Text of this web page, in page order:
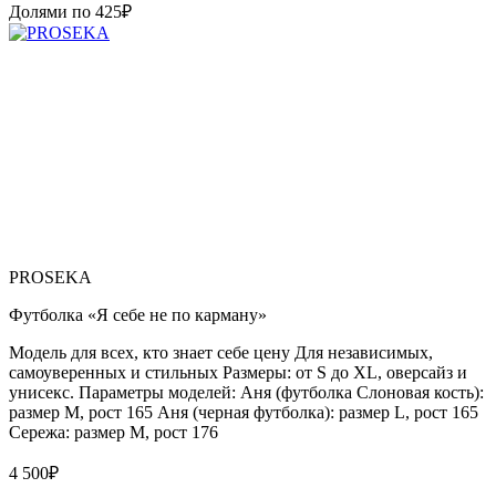
Долями по 425₽
PROSEKA
Футболка «Я себе не по карману»
Модель для всех, кто знает себе цену Для независимых,
самоуверенных и стильных Размеры: от S до XL, оверсайз и
унисекс. Параметры моделей: Аня (футболка Слоновая кость):
размер М, рост 165 Аня (черная футболка): размер L, рост 165
Сережа: размер M, рост 176
4 500₽